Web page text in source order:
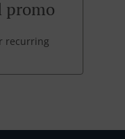
promo
recurring